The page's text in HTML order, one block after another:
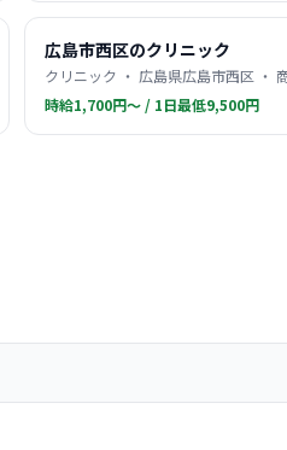
広島市西区のクリニック
クリニック ・ 広島県広島市西区 ・
時給1,700円〜 / 1日最低9,500円